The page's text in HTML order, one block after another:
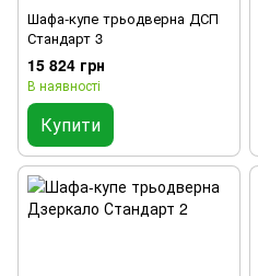
Шафа-купе трьодверна ДСП
Стандарт 3
15 824 грн
В наявності
Купити